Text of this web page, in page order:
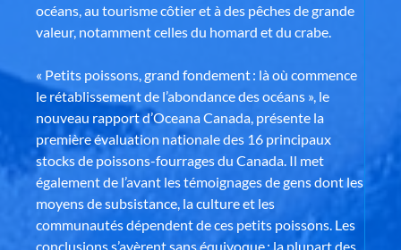
océans, au tourisme côtier et à des pêches de grande
valeur, notamment celles du homard et du crabe.
« Petits poissons, grand fondement : là où commence
le rétablissement de l’abondance des océans », le
nouveau rapport d’Oceana Canada, présente la
première évaluation nationale des 16 principaux
stocks de poissons-fourrages du Canada. Il met
également de l’avant les témoignages de gens dont les
moyens de subsistance, la culture et les
communautés dépendent de ces petits poissons. Les
conclusions s’avèrent sans équivoque : la plupart des